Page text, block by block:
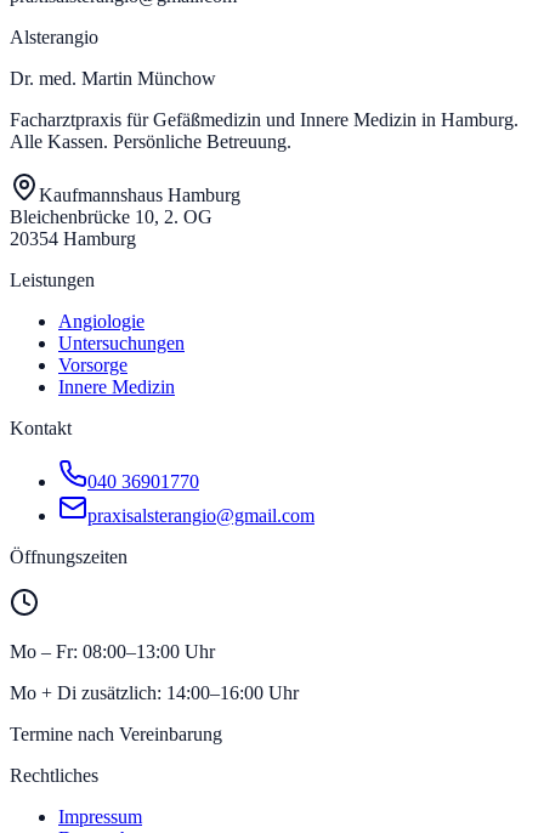
Alsterangio
Dr. med. Martin Münchow
Facharztpraxis für Gefäßmedizin und Innere Medizin in Hamburg.
Alle Kassen. Persönliche Betreuung.
Kaufmannshaus Hamburg
Bleichenbrücke 10, 2. OG
20354 Hamburg
Leistungen
Angiologie
Untersuchungen
Vorsorge
Innere Medizin
Kontakt
040 36901770
praxisalsterangio@gmail.com
Öffnungszeiten
Mo – Fr: 08:00–13:00 Uhr
Mo + Di zusätzlich: 14:00–16:00 Uhr
Termine nach Vereinbarung
Rechtliches
Impressum